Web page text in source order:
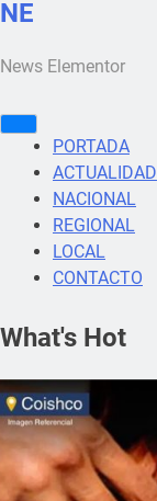
NE
News Elementor
PORTADA
ACTUALIDAD
NACIONAL
REGIONAL
LOCAL
CONTACTO
What's Hot